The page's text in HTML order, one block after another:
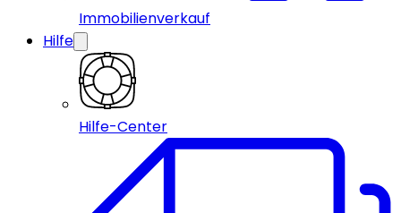
Immobilienverkauf
Hilfe
Hilfe-Center